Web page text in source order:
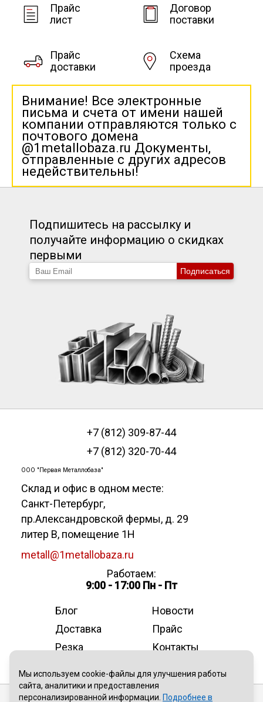
Прайс
лист
Договор
поставки
Прайс
доставки
Схема
проезда
Внимание! Все электронные
письма и счета от имени нашей
компании отправляются только с
почтового домена
@1metallobaza.ru Документы,
отправленные с других адресов
недействительны!
Подпишитесь на рассылку и
получайте информацию о скидках
первыми
Подписаться
+7 (812) 309-87-44
+7 (812) 320-70-44
ООО "Первая Металлобаза"
Склад и офис в одном месте:
Санкт-Петербург,
пр.Александровской фермы, д. 29
литер В, помещение 1Н
metall@1metallobaza.ru
Работаем:
9:00 - 17:00 Пн - Пт
Блог
Новости
Доставка
Прайс
Резка
Контакты
Мы используем cookie-файлы для улучшения работы
сайта, аналитики и предоставления
персонализированной информации. Подробнее в